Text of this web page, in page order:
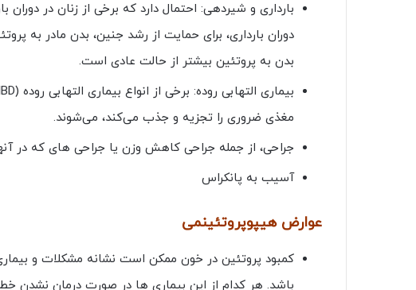
بارداری و شیردهی: احتمال دارد که برخی از زنان در
دوران بارداری، برای حمایت از رشد جنین، بدن مادر به
بدن به پروتئین بیشتر از حالت عادی است.
مغذی ضروری را تجزیه و جذب می‌کند، می‌شوند.
جراحی، از جمله جراحی کاهش وزن یا جراحی های که در
آسیب به پانکراس
عوارض هیپوپروتئینمی
کمبود پروتئین در خون ممکن است نشانه مشکلات و
باشد. هر کدام از این بیماری ها در صورت درمان